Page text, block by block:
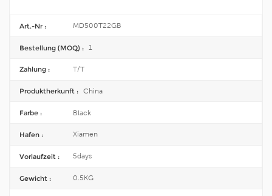
Art.-Nr : MD500T22GB
Bestellung (MOQ) : 1
Zahlung : T/T
Produktherkunft : China
Farbe : Black
Hafen : Xiamen
Vorlaufzeit : 5days
Gewicht : 0.5KG